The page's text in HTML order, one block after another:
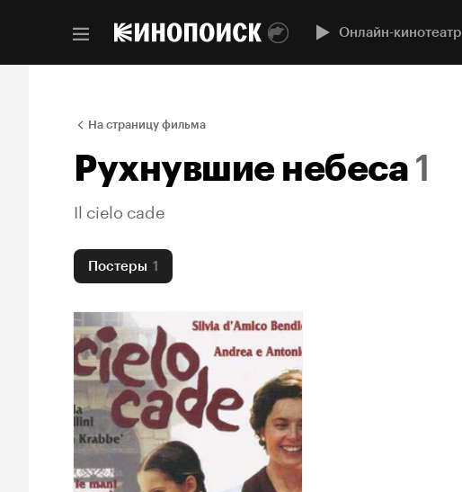
Онлайн-кинотеатр
На страницу фильма
Рухнувшие небеса1
Il cielo cade
Постеры 1